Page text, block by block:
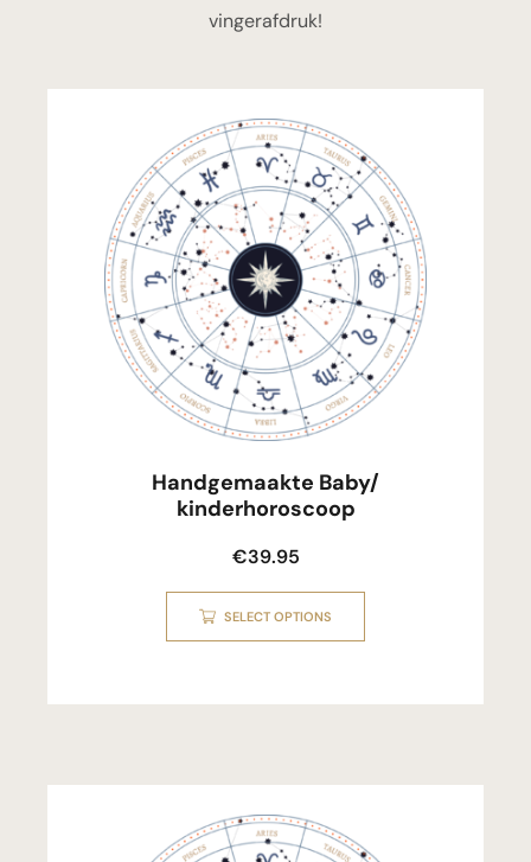
vingerafdruk!
Handgemaakte Baby/
kinderhoroscoop
€39.95
SELECT OPTIONS